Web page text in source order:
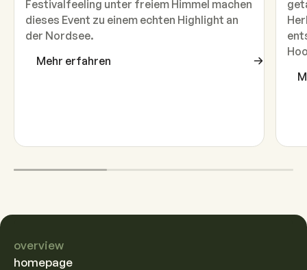
Festivalfeeling unter freiem Himmel machen
dieses Event zu einem echten Highlight an
der Nordsee.
Mehr erfahren
overview
homepage